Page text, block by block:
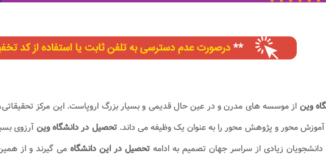
وین از موسسه های مدرن و در عین حال قدیمی و بسیار بزرگ اروپاست. این مرکز
محور و پژوهش محور را به عنوان یک وظیفه می داند.تحصیل در دانشگاه وینآرزوی
دانشجویان زیادی از سراسر جهان تصمیم به ادامهتحصیل در این دانشگاه می گیرند و از